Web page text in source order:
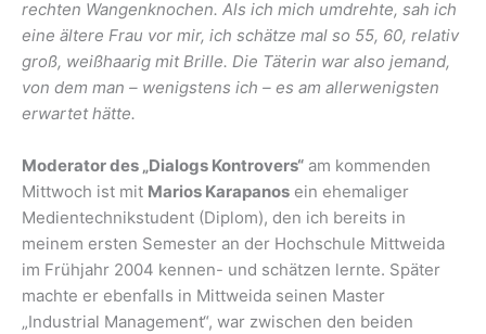
rechten Wangenknochen. Als ich mich umdrehte, sah ich
eine ältere Frau vor mir, ich schätze mal so 55, 60, relativ
groß, weißhaarig mit Brille. Die Täterin war also jemand,
von dem man – wenigstens ich – es am allerwenigsten
erwartet hätte.
Moderator des „Dialogs Kontrovers“ am kommenden
Mittwoch ist mit Marios Karapanos ein ehemaliger
Medientechnikstudent (Diplom), den ich bereits in
meinem ersten Semester an der Hochschule Mittweida
im Frühjahr 2004 kennen- und schätzen lernte. Später
machte er ebenfalls in Mittweida seinen Master
„Industrial Management“, war zwischen den beiden